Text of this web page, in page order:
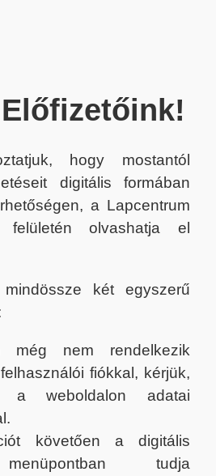
hogy mostantól
digitális formában
a Lapcentrum
felületén olvashatja el
két egyszerű
még nem rendelkezik
fiókkal, kérjük,
a weboldalon adatai
követően a digitális
tudja